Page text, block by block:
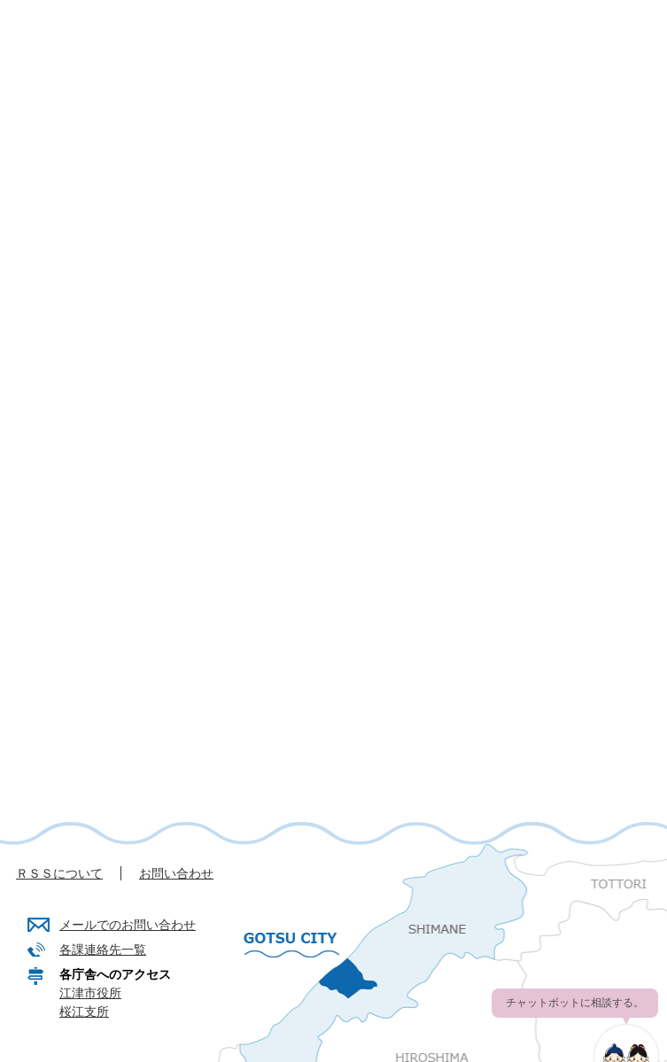
ＲＳＳについて お問い合わせ
メールでのお問い合わせ
各課連絡先一覧
各庁舎へのアクセス
江津市役所
桜江支所
チャットボットに相談する。